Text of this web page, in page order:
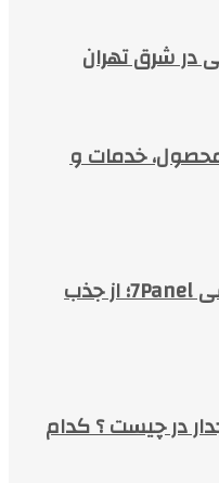
در شرق تهران
خدمات و
خدمات شبکه‌های اجتماعی 7Panel؛ از جذب
در چیست ؟ کدام